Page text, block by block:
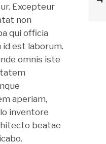
Excepteur
non
qui officia
est laborum.
omnis iste
aperiam,
inventore
beatae